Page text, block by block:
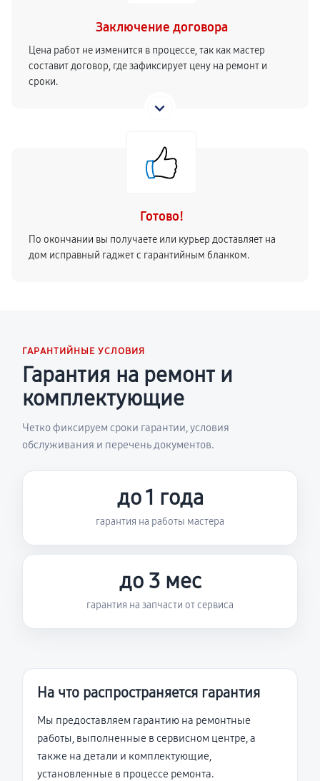
Заключение договора
Цена работ не изменится в процессе, так как мастер
составит договор, где зафиксирует цену на ремонт и
сроки.
Готово!
По окончании вы получаете или курьер доставляет на
дом исправный гаджет с гарантийным бланком.
ГАРАНТИЙНЫЕ УСЛОВИЯ
Гарантия на ремонт и
комплектующие
Четко фиксируем сроки гарантии, условия
обслуживания и перечень документов.
до 1 года
гарантия на работы мастера
до 3 мес
гарантия на запчасти от сервиса
На что распространяется гарантия
Мы предоставляем гарантию на ремонтные
работы, выполненные в сервисном центре, а
также на детали и комплектующие,
установленные в процессе ремонта.